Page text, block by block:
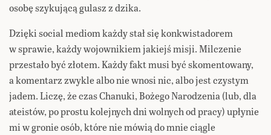
osobę szykującą gulasz z dzika.
Dzięki social mediom każdy stał się konkwistadorem
w sprawie, każdy wojownikiem jakiejś misji. Milczenie
przestało być złotem. Każdy fakt musi być skomentowany,
a komentarz zwykle albo nie wnosi nic, albo jest czystym
jadem. Liczę, że czas Chanuki, Bożego Narodzenia (lub, dla
ateistów, po prostu kolejnych dni wolnych od pracy) upłynie
mi w gronie osób, które nie mówią do mnie ciągle